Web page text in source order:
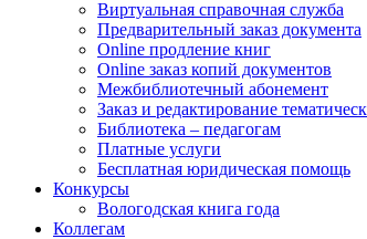
Виртуальная справочная служба
Предварительный заказ документа
Online продление книг
Online заказ копий документов
Межбиблиотечный абонемент
Заказ и редактирование
Библиотека – педагогам
Платные услуги
Бесплатная юридическая помощь
Конкурсы
Вологодская книга года
Коллегам